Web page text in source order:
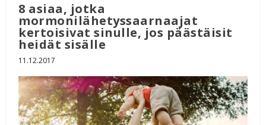
8 asiaa, jotka
mormonilähetyssaarnaajat
kertoisivat sinulle, jos päästäisit
heidät sisälle
11.12.2017